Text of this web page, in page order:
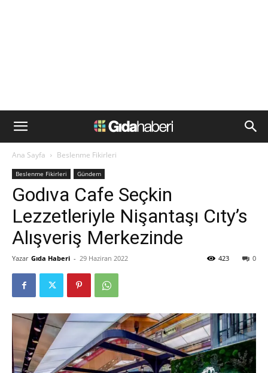
Ana Sayfa Beslenme Fikirleri
Beslenme Fikirleri Gündem
Godıva Cafe Seçkin
Lezzetleriyle Nişantaşı Cıty’s
Alışveriş Merkezinde
Yazar Gıda Haberi - 29 Haziran 2022 0
423